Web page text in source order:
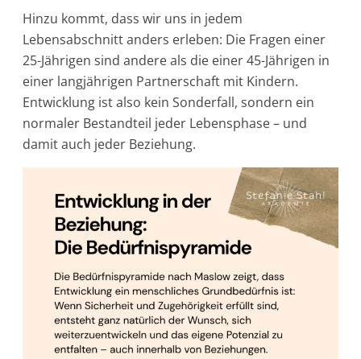
Hinzu kommt, dass wir uns in jedem
Lebensabschnitt anders erleben: Die Fragen einer
25-Jährigen sind andere als die einer 45-Jährigen in
einer langjährigen Partnerschaft mit Kindern.
Entwicklung ist also kein Sonderfall, sondern ein
normaler Bestandteil jeder Lebensphase – und
damit auch jeder Beziehung.